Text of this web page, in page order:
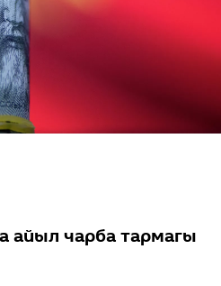
айыл чарба тармагы